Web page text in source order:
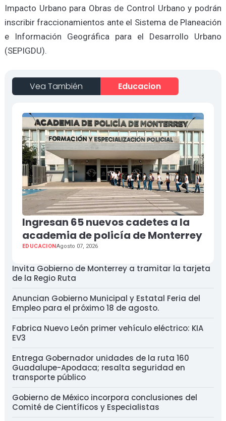
Impacto Urbano para Obras de Control Urbano y podrán
inscribir fraccionamientos ante el Sistema de Planeación
e Información Geográfica para el Desarrollo Urbano
(SEPIGDU).
Vea También Educacion
Ingresan 65 nuevos cadetes a la
academia de policía de Monterrey
EDUCACIONAgosto 07, 2026
Invita Gobierno de Monterrey a tramitar la tarjeta
de la Regio Ruta
Anuncian Gobierno Municipal y Estatal Feria del
Empleo para el próximo 18 de agosto.
Fabrica Nuevo León primer vehículo eléctrico: KIA
EV3
Entrega Gobernador unidades de la ruta 160
Guadalupe-Apodaca; resalta seguridad en
transporte público
Gobierno de México incorpora conclusiones del
Comité de Científicos y Especialistas